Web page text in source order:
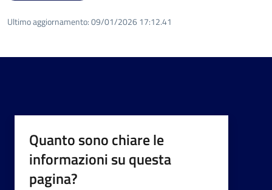
Ultimo aggiornamento:09/01/2026 17:12.41
Quanto sono chiare le
informazioni su questa
pagina?